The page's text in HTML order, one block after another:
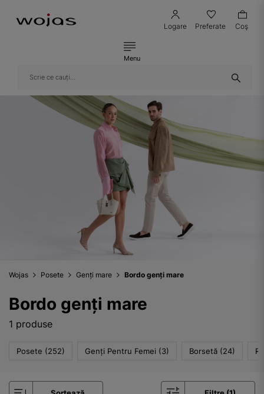
Logare Preferate Coş
Menu
Wojas Posete Genți mare Bordo genți mare
Bordo genți mare
1 produse
Posete (252) Genți Pentru Femei (3) Borsetă (24)